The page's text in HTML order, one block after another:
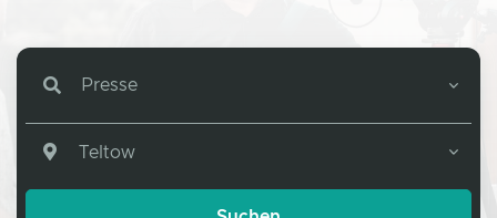
Presse
Teltow